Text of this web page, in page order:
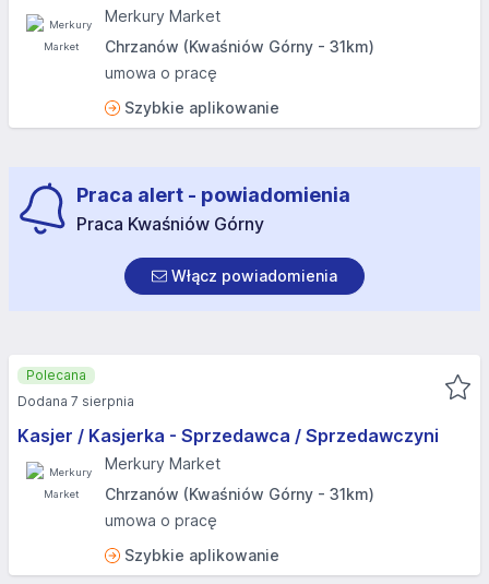
Merkury Market
Chrzanów (Kwaśniów Górny - 31km)
umowa o pracę
Szybkie aplikowanie
Praca alert - powiadomienia
Praca Kwaśniów Górny
Włącz powiadomienia
Kasjer / Kasjerka - Sprzedawca / Sprzedawczyni
Merkury Market
Chrzanów (Kwaśniów Górny - 31km)
umowa o pracę
Szybkie aplikowanie
Polecana
Dodana 7 sierpnia